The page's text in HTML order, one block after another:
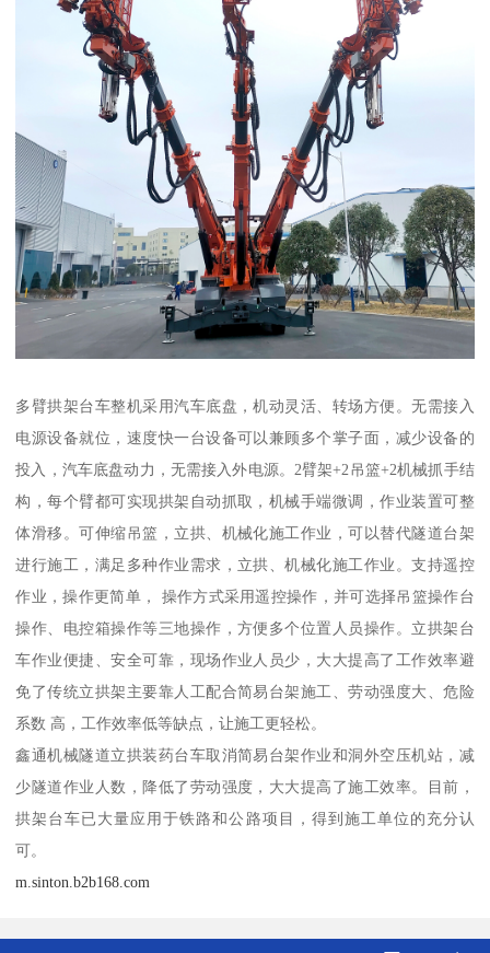
多臂拱架台车整机采用汽车底盘，机动灵活、转场方便。无需接入
电源设备就位，速度快一台设备可以兼顾多个掌子面，减少设备的
投入，汽车底盘动力，无需接入外电源。2臂架+2吊篮+2机械抓手结
构，每个臂都可实现拱架自动抓取，机械手端微调，作业装置可整
体滑移。可伸缩吊篮，立拱、机械化施工作业，可以替代隧道台架
进行施工，满足多种作业需求，立拱、机械化施工作业。支持遥控
作业，操作更简单， 操作方式采用遥控操作，并可选择吊篮操作台
操作、电控箱操作等三地操作，方便多个位置人员操作。立拱架台
车作业便捷、安全可靠，现场作业人员少，大大提高了工作效率避
免了传统立拱架主要靠人工配合简易台架施工、劳动强度大、危险
系数 高，工作效率低等缺点，让施工更轻松。
鑫通机械隧道立拱装药台车取消简易台架作业和洞外空压机站，减
少隧道作业人数，降低了劳动强度，大大提高了施工效率。目前，
拱架台车已大量应用于铁路和公路项目，得到施工单位的充分认
可。
m.sinton.b2b168.com